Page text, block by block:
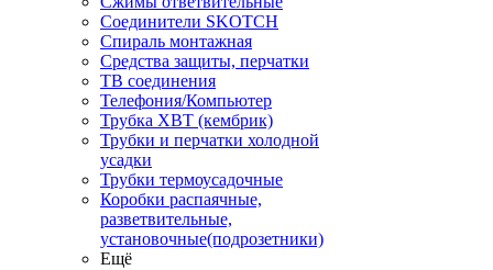
Соединители SKOTCH
Спираль монтажная
Средства защиты, перчатки
ТВ соединения
Телефония/Компьютер
Трубка ХВТ (кембрик)
Трубки и перчатки холодной
усадки
Трубки термоусадочные
Коробки распаячные,
разветвительные,
установочные(подрозетники)
Ещё